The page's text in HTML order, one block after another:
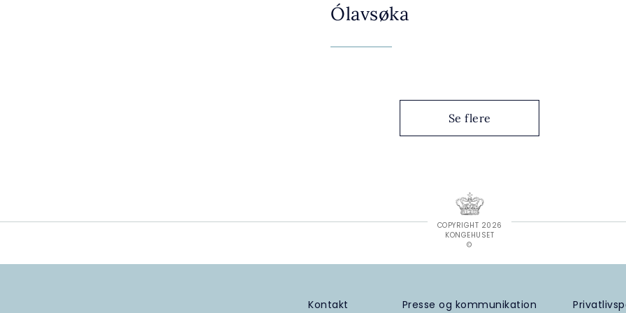
Ólavsøka
Se flere
COPYRIGHT 2026
KONGEHUSET
©
Kontakt Presse og kommunikation